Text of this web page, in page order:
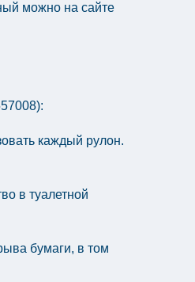
можно на сайте
каждый рулон.
в туалетной
бумаги, в том